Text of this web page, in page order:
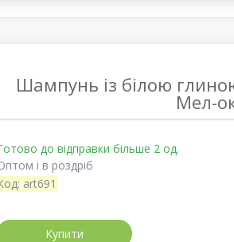
Шампунь із білою
Мел-
до відправки більше 2 од.
і в роздріб
art691
Купити